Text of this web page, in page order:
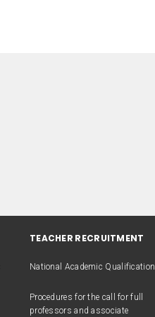
TEACHER RECRUITMENT
National Academic Qualification
Procedures for the call for full
professors and associate